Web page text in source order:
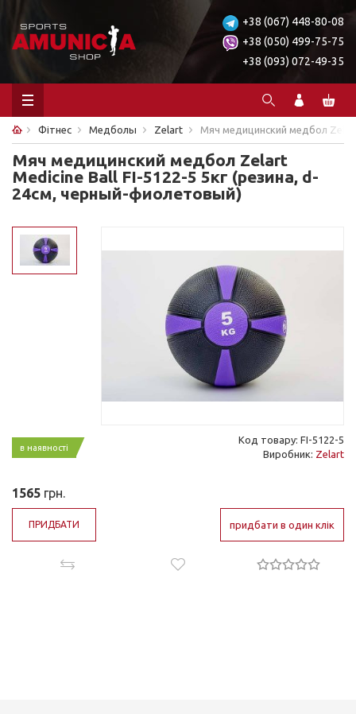
+38 (067) 448-80-08
+38 (050) 499-75-75
+38 (093) 072-49-35
Фітнес Медболы Zelart Мяч медицинский медбол
Мяч медицинский медбол Zelart
Medicine Ball FI-5122-5 5кг (резина, d-
24см, черный-фиолетовый)
в наявності
Код товару: FI-5122-5
Виробник: Zelart
1565 грн.
ПРИДБАТИ придбати в один клік